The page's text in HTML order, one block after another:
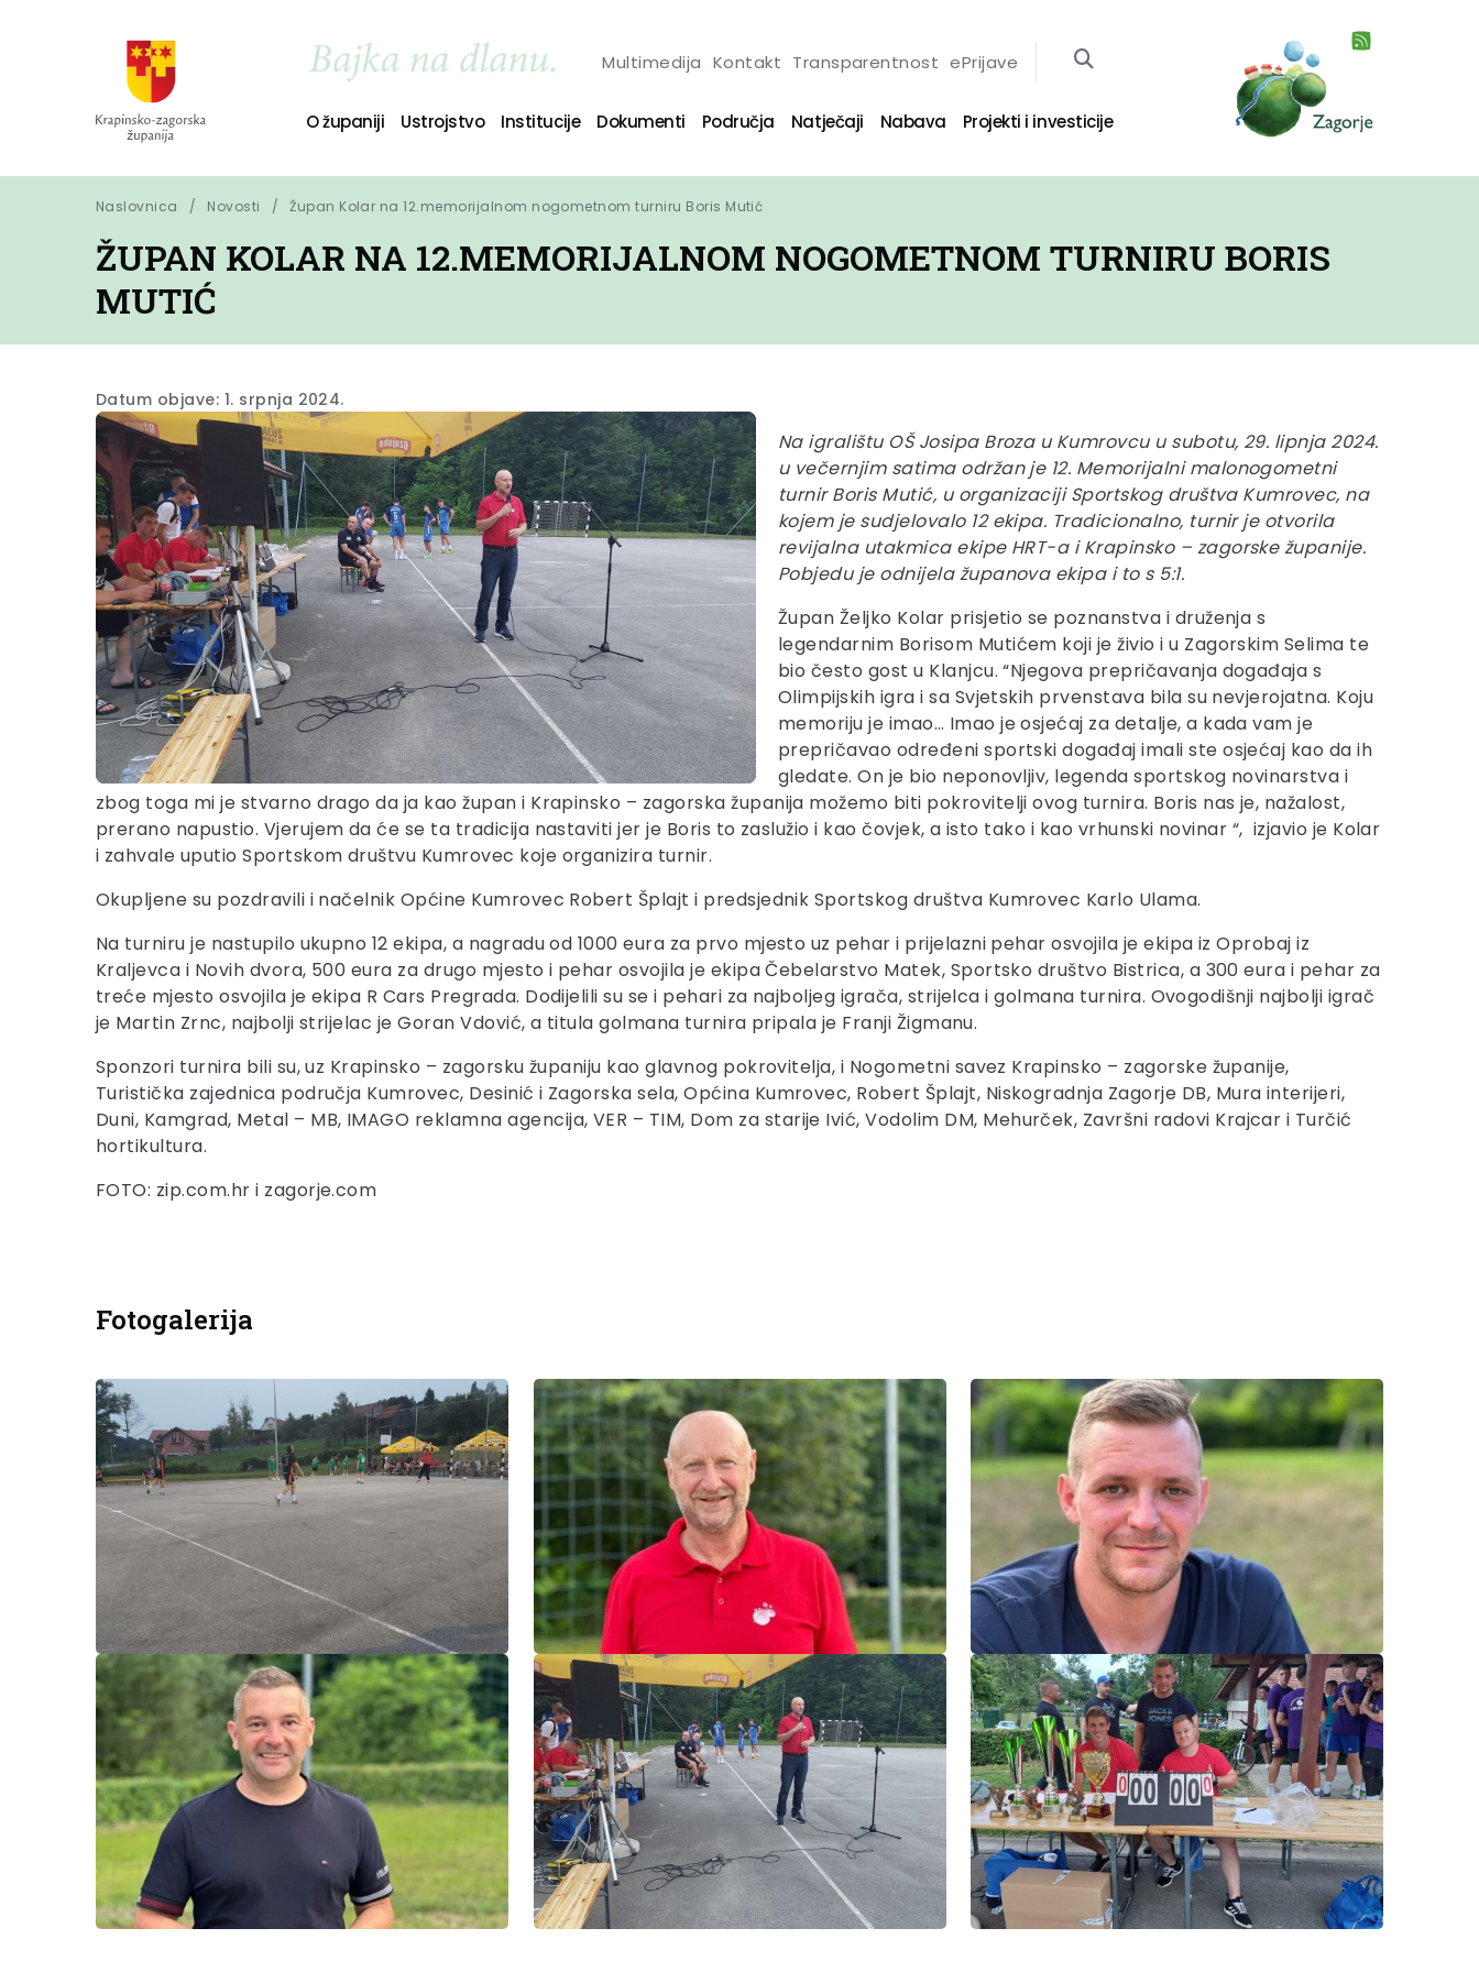
Multimedija Kontakt Transparentnost ePrijave
O županiji Ustrojstvo Institucije Dokumenti Područja Natječaji Nabava Projekti i investicije
Naslovnica Novosti Župan Kolar na 12.memorijalnom nogometnom turniru Boris Mutić
ŽUPAN KOLAR NA 12.MEMORIJALNOM NOGOMETNOM TURNIRU BORIS
MUTIĆ
Datum objave: 1. srpnja 2024.
Na igralištu OŠ Josipa Broza u Kumrovcu u subotu, 29. lipnja 2024.
u večernjim satima održan je 12. Memorijalni malonogometni
turnir Boris Mutić, u organizaciji Sportskog društva Kumrovec, na
kojem je sudjelovalo 12 ekipa. Tradicionalno, turnir je otvorila
revijalna utakmica ekipe HRT-a i Krapinsko – zagorske županije.
Pobjedu je odnijela županova ekipa i to s 5:1.
Župan Željko Kolar prisjetio se poznanstva i druženja s
legendarnim Borisom Mutićem koji je živio i u Zagorskim Selima te
bio često gost u Klanjcu. “Njegova prepričavanja događaja s
Olimpijskih igra i sa Svjetskih prvenstava bila su nevjerojatna. Koju
memoriju je imao… Imao je osjećaj za detalje, a kada vam je
prepričavao određeni sportski događaj imali ste osjećaj kao da ih
gledate. On je bio neponovljiv, legenda sportskog novinarstva i
zbog toga mi je stvarno drago da ja kao župan i Krapinsko – zagorska županija možemo biti pokrovitelji ovog turnira. Boris nas je, nažalost,
prerano napustio. Vjerujem da će se ta tradicija nastaviti jer je Boris to zaslužio i kao čovjek, a isto tako i kao vrhunski novinar “, izjavio je Kolar
i zahvale uputio Sportskom društvu Kumrovec koje organizira turnir.
Okupljene su pozdravili i načelnik Općine Kumrovec Robert Šplajt i predsjednik Sportskog društva Kumrovec Karlo Ulama.
Na turniru je nastupilo ukupno 12 ekipa, a nagradu od 1000 eura za prvo mjesto uz pehar i prijelazni pehar osvojila je ekipa iz Oprobaj iz
Kraljevca i Novih dvora, 500 eura za drugo mjesto i pehar osvojila je ekipa Čebelarstvo Matek, Sportsko društvo Bistrica, a 300 eura i pehar za
treće mjesto osvojila je ekipa R Cars Pregrada. Dodijelili su se i pehari za najboljeg igrača, strijelca i golmana turnira. Ovogodišnji najbolji igrač
je Martin Zrnc, najbolji strijelac je Goran Vdović, a titula golmana turnira pripala je Franji Žigmanu.
Sponzori turnira bili su, uz Krapinsko – zagorsku županiju kao glavnog pokrovitelja, i Nogometni savez Krapinsko – zagorske županije,
Turistička zajednica područja Kumrovec, Desinić i Zagorska sela, Općina Kumrovec, Robert Šplajt, Niskogradnja Zagorje DB, Mura interijeri,
Duni, Kamgrad, Metal – MB, IMAGO reklamna agencija, VER – TIM, Dom za starije Ivić, Vodolim DM, Mehurček, Završni radovi Krajcar i Turčić
hortikultura.
FOTO: zip.com.hr i zagorje.com
Fotogalerija